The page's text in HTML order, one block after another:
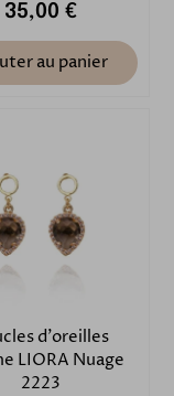
35,00 €
au panier
d'oreilles
LIORA Nuage
2223